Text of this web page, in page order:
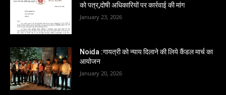
को पत्र,दोषी अधिकारियों पर कार्रवाई की मांग
January 23, 2026
Noida :गायत्री को न्याय दिलाने की लिये कैंडल मार्च का
आयोजन
January 20, 2026